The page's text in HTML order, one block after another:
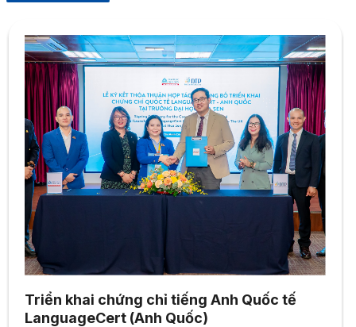
Triển khai chứng chỉ tiếng Anh Quốc tế
LanguageCert (Anh Quốc)